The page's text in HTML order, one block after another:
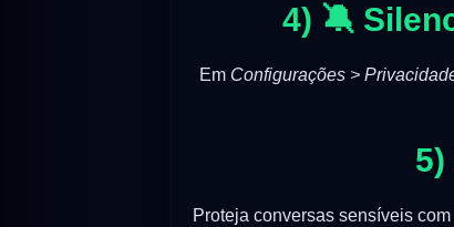
4) 🔕
Em Configurações >
Proteja conversas sensíveis com